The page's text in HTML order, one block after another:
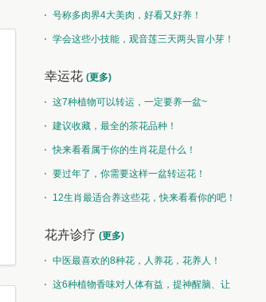
号称多肉界4大美肉，好看又好养！
学会这些小技能，观音莲三天两头冒小芽！
幸运花 (更多)
这7种植物可以转运，一定要养一盆~
建议收藏，最全的茶花品种！
快来看看属于你的生肖花是什么！
要过年了，你需要这样一盆转运花！
12生肖最适合养这些花，快来看看你的吧！
花卉诊疗 (更多)
中医最喜欢的8种花，人养花，花养人！
这6种植物香味对人体有益，提神醒脑、让